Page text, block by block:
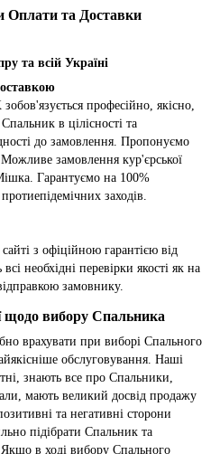
Оплати та Доставки
та всій Україні
професійно, якісно,
в цілісності та
до замовлення. Пропонуємо
замовлення кур'єрської
Гарантуємо на 100%
заходів.
з офіційною гарантією від
необхідні перевірки якості як на
замовнику.
щодо вибору Спальника
врахувати при виборі Спального
обслуговування. Наші
знають все про Спальники,
мають великий досвід продажу
та негативні сторони
підібрати Спальник та
в ході вибору Спального